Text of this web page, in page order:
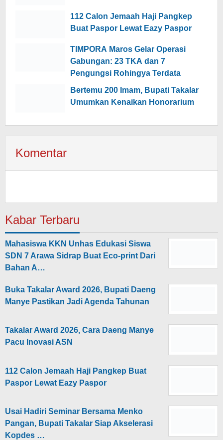
112 Calon Jemaah Haji Pangkep
Buat Paspor Lewat Eazy Paspor
TIMPORA Maros Gelar Operasi
Gabungan: 23 TKA dan 7
Pengungsi Rohingya Terdata
Bertemu 200 Imam, Bupati Takalar
Umumkan Kenaikan Honorarium
Komentar
Kabar Terbaru
Mahasiswa KKN Unhas Edukasi Siswa
SDN 7 Arawa Sidrap Buat Eco-print Dari
Bahan A…
Buka Takalar Award 2026, Bupati Daeng
Manye Pastikan Jadi Agenda Tahunan
Takalar Award 2026, Cara Daeng Manye
Pacu Inovasi ASN
112 Calon Jemaah Haji Pangkep Buat
Paspor Lewat Eazy Paspor
Usai Hadiri Seminar Bersama Menko
Pangan, Bupati Takalar Siap Akselerasi
Kopdes …